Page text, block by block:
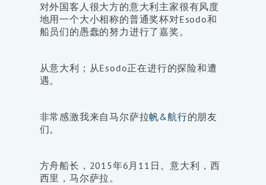
对外国客人很大方的意大利主家很有风度
地用一个大小相称的普通奖杯对Esodo和
船员们的愚蠢的努力进行了嘉奖。
从意大利；从Esodo正在进行的探险和遭
遇。
非常感激我来自马尔萨拉帆&航行的朋友
们。
方舟船长，2015年6月11日。意大利，西
西里，马尔萨拉。